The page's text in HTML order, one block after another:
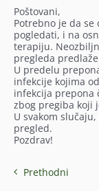
Poštovani,
Potrebno je da
pogledati, i na
terapiju.
pregleda
U predelu
infekcije kojima
infekcija prepona
zbog pregiba koji
U svakom
pregled.
Pozdrav!
Prethodni